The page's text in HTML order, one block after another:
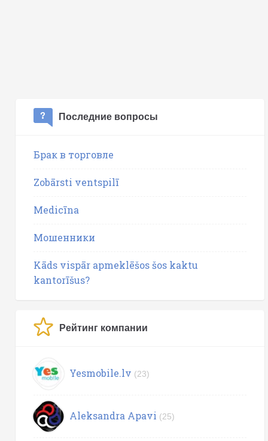
Последние вопросы
Брак в торговле
Zobārsti ventspilī
Medicīna
Мошенники
Kāds vispār apmeklēšos šos kaktu
kantorīšus?
Рейтинг компании
Yesmobile.lv (23)
Aleksandra Apavi (25)